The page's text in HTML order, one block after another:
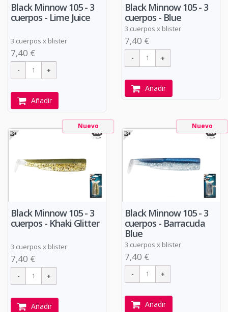
Black Minnow 105 - 3
cuerpos - Lime Juice
3 cuerpos x blister
7,40 €
Añadir
Black Minnow 105 - 3
cuerpos - Blue
3 cuerpos x blister
7,40 €
Añadir
Nuevo
Black Minnow 105 - 3
cuerpos - Khaki Glitter
3 cuerpos x blister
7,40 €
Añadir
Nuevo
Black Minnow 105 - 3
cuerpos - Barracuda
Blue
3 cuerpos x blister
7,40 €
Añadir